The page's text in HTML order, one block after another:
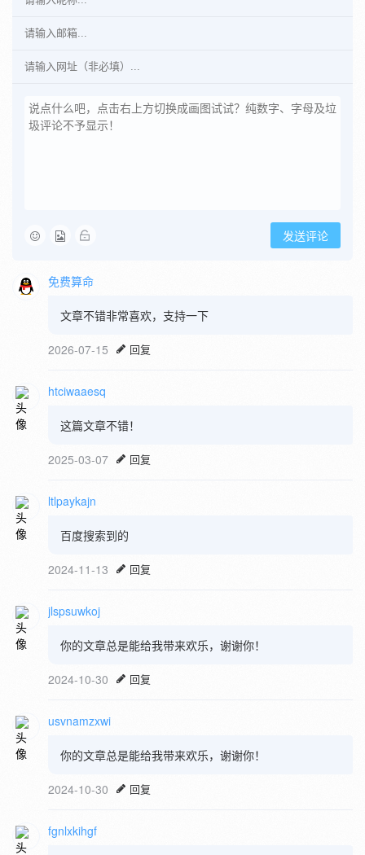
发送评论
免费算命
文章不错非常喜欢，支持一下
2026-07-15 回复
htciwaaesq
这篇文章不错！
2025-03-07 回复
ltlpaykajn
百度搜索到的
2024-11-13 回复
jlspsuwkoj
你的文章总是能给我带来欢乐，谢谢你！
2024-10-30 回复
usvnamzxwi
你的文章总是能给我带来欢乐，谢谢你！
2024-10-30 回复
fgnlxkihgf